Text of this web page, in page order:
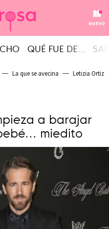
NUEVO
QUÉ FUE DE...
La que se avecina Letizia Ortiz
a barajar
miedito